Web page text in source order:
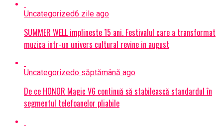
Uncategorized6 zile ago
SUMMER WELL implineste 15 ani. Festivalul care a transformat
muzica intr-un univers cultural revine in august
Uncategorizedo săptămână ago
De ce HONOR Magic V6 continuă să stabilească standardul în
segmentul telefoanelor pliabile